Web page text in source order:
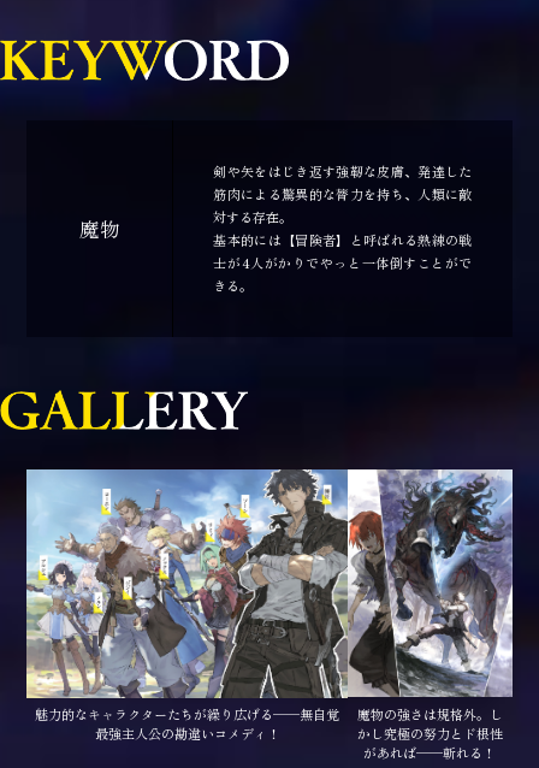
魔物
剣や矢をはじき返す強靭な皮膚、発達した
筋肉による驚異的な膂力を持ち、人類に敵
対する存在。
基本的には【冒険者】と呼ばれる熟練の戦
士が4人がかりでやっと一体倒すことがで
きる。
魅力的なキャラクターたちが繰り広げる——無自覚
最強主人公の勘違いコメディ！
魔物の強さは規格外。し
かし究極の努力とド根性
があれば——斬れる！